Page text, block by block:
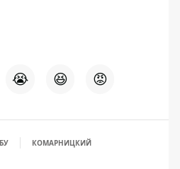
😭 😆 😡
КОМАРНИЦКИЙ